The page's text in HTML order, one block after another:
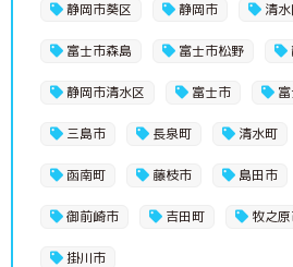
静岡市葵区 静岡市 清
富士市森島 富士市松野
静岡市清水区 富士市
三島市 長泉町 清水町
函南町 藤枝市 島田市
御前崎市 吉田町 牧之
掛川市